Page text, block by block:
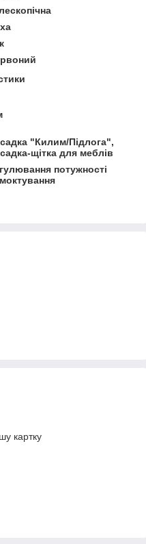
"Килим/Підлога",
щітка для меблів
потужності
картку